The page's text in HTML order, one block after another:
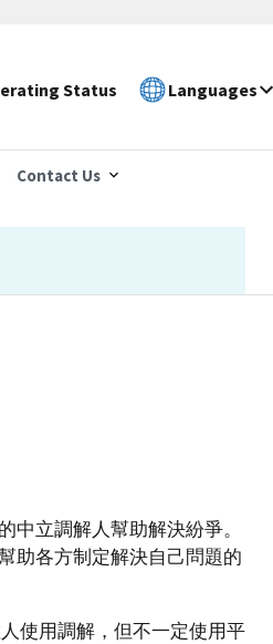
Status Languages
Contact Us
立調解人幫助解決紛爭。
助各方制定解決自己問題的
使用調解，但不一定使用平